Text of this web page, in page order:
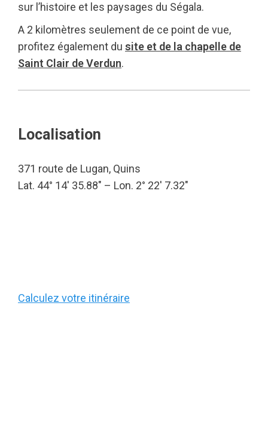
sur l’histoire et les paysages du Ségala.
A 2 kilomètres seulement de ce point de vue,
profitez également du site et de la chapelle de
Saint Clair de Verdun.
Localisation
371 route de Lugan, Quins
Lat. 44° 14′ 35.88″ – Lon. 2° 22′ 7.32″
Calculez votre itinéraire